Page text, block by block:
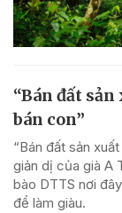
“Bán đất
bán con”
“Bán đất sản
giản dị của già A
bào DTTS nơi
để làm giàu.